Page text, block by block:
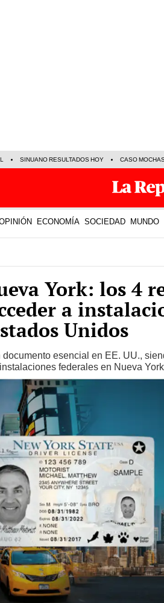
SINUANO RESULTADOS HOY CASO
ECONOMÍA SOCIEDAD MUNDO
York: los 4
a
Unidos
esencial en EE. UU.,
federales en Nueva